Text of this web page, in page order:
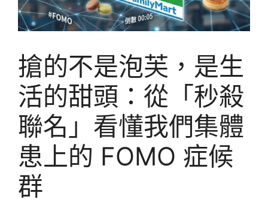
搶的不是泡芙，是生
活的甜頭：從「秒殺
聯名」看懂我們集體
患上的 FOMO 症候
群